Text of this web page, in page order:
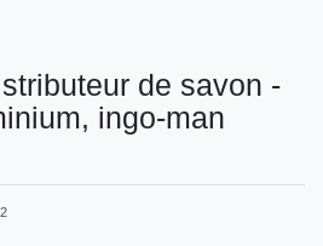
de savon -
ingo-man